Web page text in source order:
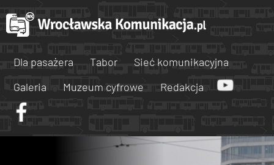
Dla pasażera Tabor
Sieć komunikacyjna
Galeria
Muzeum cyfrowe Redakcja